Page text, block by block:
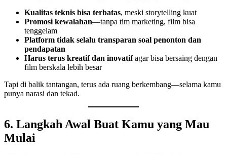
Kualitas teknis bisa terbatas, meski storytelling kuat
Promosi kewalahan—tanpa tim marketing, film bisa
tenggelam
Platform tidak selalu transparan soal penonton dan
pendapatan
Harus terus kreatif dan inovatifagar bisa bersaing dengan
film berskala lebih besar
Tapi di balik tantangan, terus ada ruang berkembang—selama kamu
punya narasi dan tekad.
6. Langkah Awal Buat Kamu yang Mau
Mulai